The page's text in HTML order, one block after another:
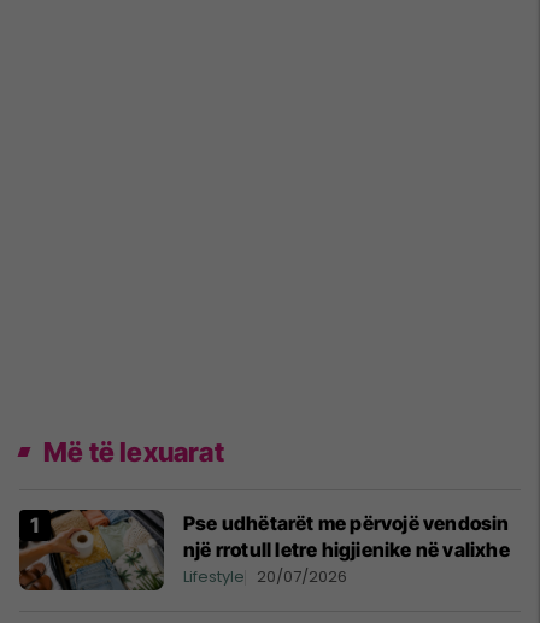
Më të lexuarat
Pse udhëtarët me përvojë vendosin
një rrotull letre higjienike në valixhe
Lifestyle 20/07/2026